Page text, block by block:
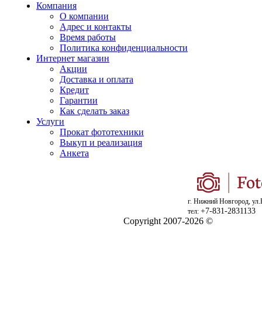
Компания
О компании
Адрес и контакты
Время работы
Политика конфиденциальности
Интернет магазин
Акции
Доставка и оплата
Кредит
Гарантии
Как сделать заказ
Услуги
Прокат фототехники
Выкуп и реализация
Анкета
г. Нижний Новгород,
тел: +7-831-2831133
Copyright 2007-2026 ©